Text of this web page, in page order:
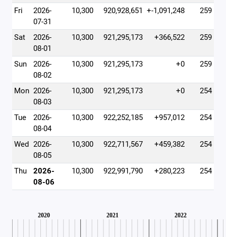
Fri
2026-
07-31
10,300 920,928,651 +-1,091,248 259
Sat
2026-
08-01
10,300 921,295,173 +366,522 259
Sun
2026-
08-02
10,300 921,295,173 +0 259
Mon 2026-
08-03
10,300 921,295,173 +0 254
Tue
2026-
08-04
10,300 922,252,185 +957,012 254
Wed 2026-
08-05
10,300 922,711,567 +459,382 254
Thu
2026-
08-06
10,300 922,991,790 +280,223 254